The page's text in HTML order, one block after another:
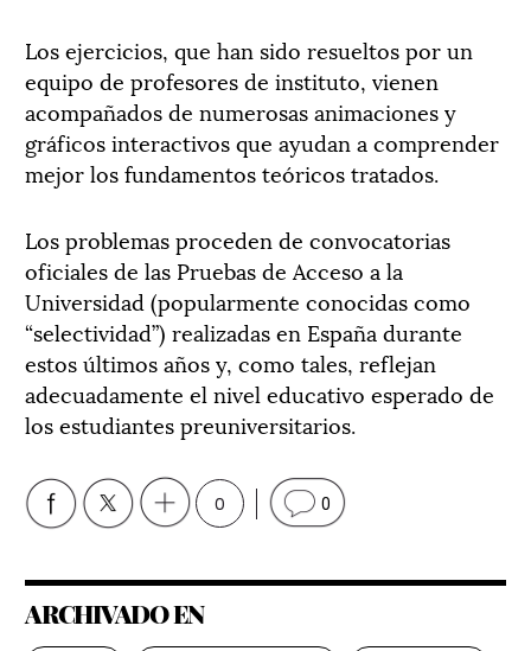
Los ejercicios, que han sido resueltos por un
equipo de profesores de instituto, vienen
acompañados de numerosas animaciones y
gráficos interactivos que ayudan a comprender
mejor los fundamentos teóricos tratados.
Los problemas proceden de convocatorias
oficiales de las Pruebas de Acceso a la
Universidad (popularmente conocidas como
“selectividad”) realizadas en España durante
estos últimos años y, como tales, reflejan
adecuadamente el nivel educativo esperado de
los estudiantes preuniversitarios.
0 0
ARCHIVADO EN